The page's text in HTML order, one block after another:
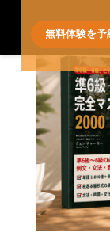
無料体験を予